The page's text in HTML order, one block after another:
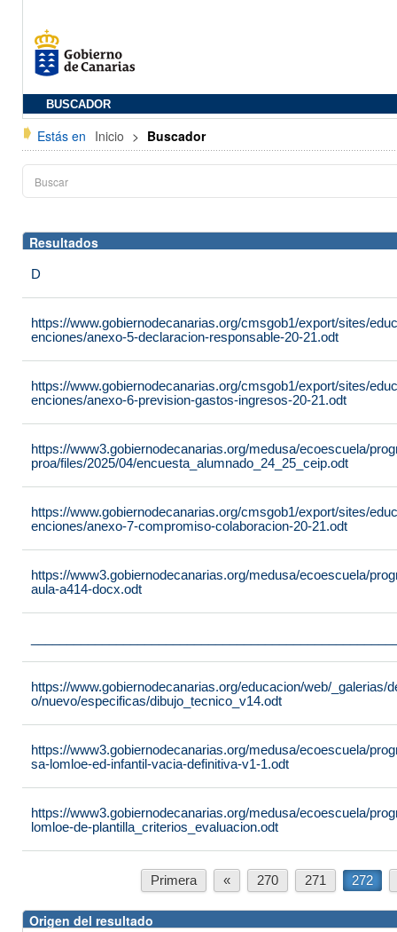
BUSCADOR
Estás en Inicio > Buscador
Resultados
D
https://www.gobiernodecanarias.org/cmsgob1/export/sites/
enciones/anexo-5-declaracion-responsable-20-21.odt
https://www.gobiernodecanarias.org/cmsgob1/export/sites/
enciones/anexo-6-prevision-gastos-ingresos-20-21.odt
https://www3.gobiernodecanarias.org/medusa/ecoescuela/
proa/files/2025/04/encuesta_alumnado_24_25_ceip.odt
https://www.gobiernodecanarias.org/cmsgob1/export/sites/
enciones/anexo-7-compromiso-colaboracion-20-21.odt
https://www3.gobiernodecanarias.org/medusa/ecoescuela/
aula-a414-docx.odt
https://www.gobiernodecanarias.org/educacion/web/
o/nuevo/especificas/dibujo_tecnico_v14.odt
https://www3.gobiernodecanarias.org/medusa/ecoescuela/
sa-lomloe-ed-infantil-vacia-definitiva-v1-1.odt
https://www3.gobiernodecanarias.org/medusa/ecoescuela/
lomloe-de-plantilla_criterios_evaluacion.odt
Primera « 270 271 272
Origen del resultado